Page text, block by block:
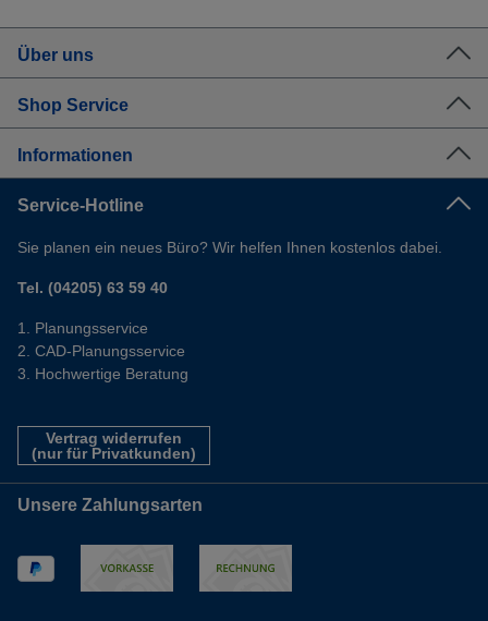
Über uns
Shop Service
Informationen
Service-Hotline
Sie planen ein neues Büro? Wir helfen Ihnen kostenlos dabei.
Tel. (04205) 63 59 40
Planungsservice
CAD-Planungsservice
Hochwertige Beratung
Vertrag widerrufen
(nur für Privatkunden)
Unsere Zahlungsarten